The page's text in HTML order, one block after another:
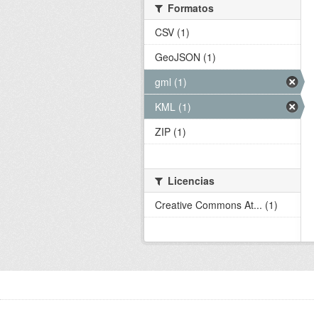
Formatos
CSV (1)
GeoJSON (1)
gml (1)
KML (1)
ZIP (1)
Licencias
Creative Commons At... (1)